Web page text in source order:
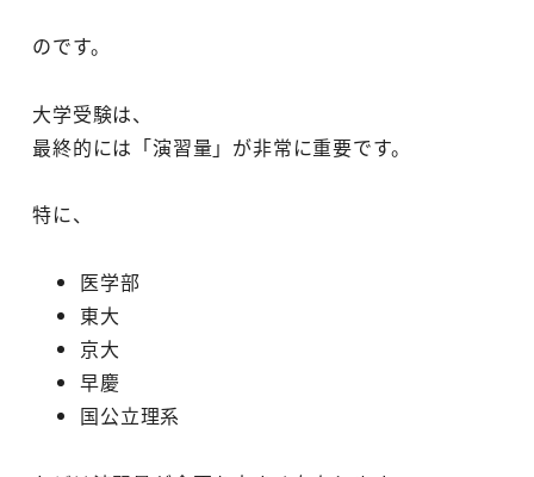
のです。
大学受験は、
最終的には「演習量」が非常に重要です。
特に、
医学部
東大
京大
早慶
国公立理系